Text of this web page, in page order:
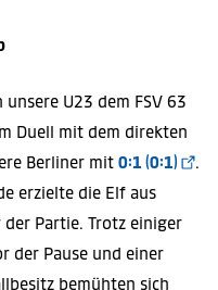
U23 dem FSV 63
Duell mit dem direkten
Berliner mit 0:1 (0:1)
.
erzielte die Elf aus
Partie. Trotz einiger
der Pause und einer
bemühten sich